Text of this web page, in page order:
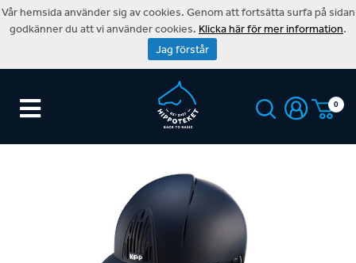
0
Vår hemsida använder sig av cookies. Genom att fortsätta surfa på sidan
godkänner du att vi använder cookies. Klicka här för mer information.
Jag förstår